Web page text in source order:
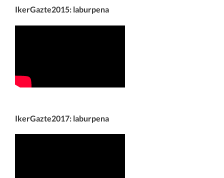
IkerGazte2015: laburpena
IkerGazte2017: laburpena